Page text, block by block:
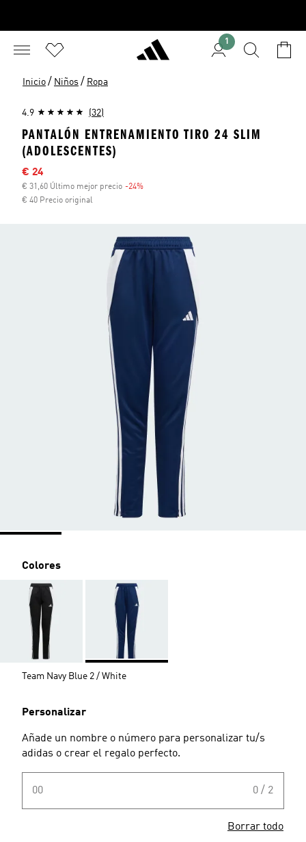
1
Inicio / Niños / Ropa
4.9 (32)
PANTALÓN ENTRENAMIENTO TIRO 24 SLIM
(ADOLESCENTES)
Precio rebajado
€ 24
€ 31,60 Último mejor precio -24%
€ 40 Precio original
Colores
Team Navy Blue 2 / White
Personalizar
Añade un nombre o número para personalizar tu/s
adidas o crear el regalo perfecto.
00 0 / 2
Borrar todo